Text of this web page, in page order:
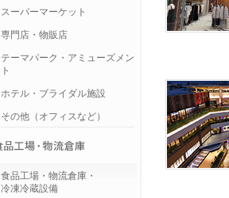
スーパーマーケット
専門店・物販店
テーマパーク・アミューズメン
ト
ホテル・ブライダル施設
その他（オフィスなど）
食品工場・物流倉庫・
冷凍冷蔵設備